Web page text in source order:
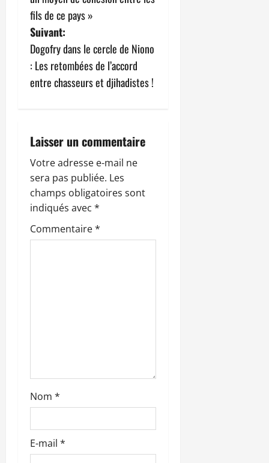
i
g
a
t
o
n
d
’
a
e
fils de ce pays »
Suivant:
Dogofry dans le cercle de Niono
: Les retombées de l’accord
entre chasseurs et djihadistes !
Laisser un commentaire
Votre adresse e-mail ne
sera pas publiée. Les
champs obligatoires sont
indiqués avec *
Commentaire*
Nom *
E-mail *